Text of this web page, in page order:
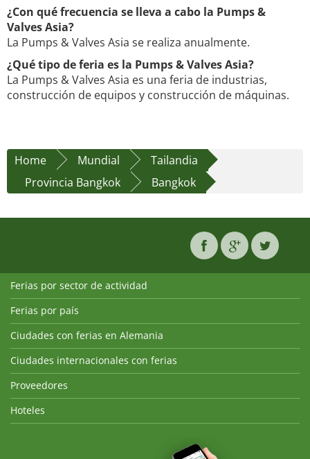
¿Con qué frecuencia se lleva a cabo la Pumps &
Valves Asia?
La Pumps & Valves Asia se realiza anualmente.
¿Qué tipo de feria es la Pumps & Valves Asia?
La Pumps & Valves Asia es una feria de industrias,
construcción de equipos y construcción de máquinas.
Home Mundial
Tailandia
Provincia Bangkok
Bangkok
Ferias por sector de actividad
Ferias por país
Ciudades con ferias en Alemania
Ciudades internacionales con ferias
Proveedores
Hoteles